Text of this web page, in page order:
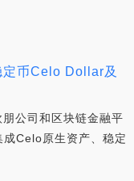
定币Celo Dollar及
公司和区块链金融平
Celo原生资产、稳定